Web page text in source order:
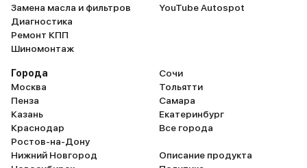
Замена масла и фильтров
Диагностика
Ремонт КПП
Шиномонтаж
YouTube Autospot
Города
Москва
Пенза
Казань
Краснодар
Ростов-на-Дону
Нижний Новгород
Сочи
Тольятти
Самара
Екатеринбург
Все города
Описание продукта